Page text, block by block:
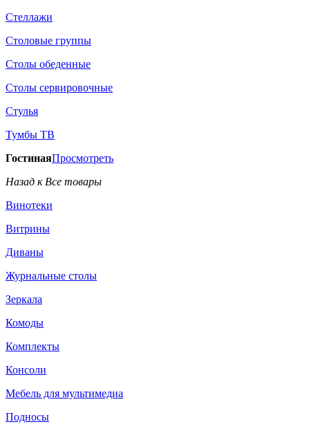
Стеллажи
Столовые группы
Столы обеденные
Столы сервировочные
Стулья
Тумбы ТВ
ГостинаяПросмотреть
Назад к Все товары
Винотеки
Витрины
Диваны
Журнальные столы
Зеркала
Комоды
Комплекты
Консоли
Мебель для мультимедиа
Подносы